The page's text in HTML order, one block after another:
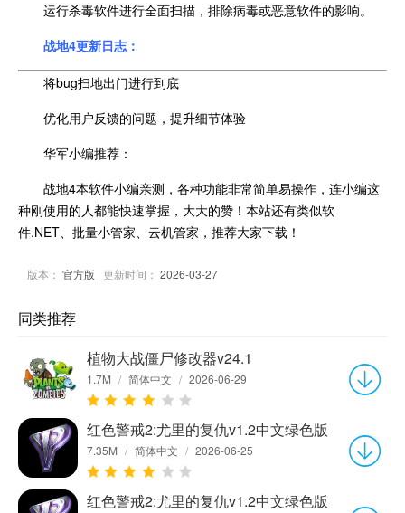
运行杀毒软件进行全面扫描，排除病毒或恶意软件的影响。
战地4更新日志：
将bug扫地出门进行到底
优化用户反馈的问题，提升细节体验
华军小编推荐：
战地4本软件小编亲测，各种功能非常简单易操作，连小编这
种刚使用的人都能快速掌握，大大的赞！本站还有类似软
件.NET、批量小管家、云机管家，推荐大家下载！
版本： 官方版 | 更新时间： 2026-03-27
同类推荐
植物大战僵尸修改器v24.1
1.7M / 简体中文 / 2026-06-29
红色警戒2:尤里的复仇v1.2中文绿色版
7.35M / 简体中文 / 2026-06-25
红色警戒2:尤里的复仇v1.2中文绿色版